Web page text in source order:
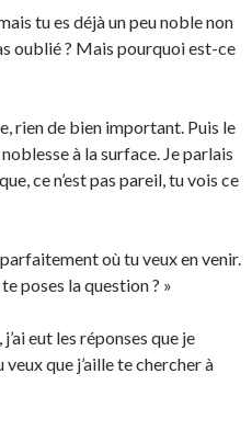
tu es déjà un peu noble non
oublié ? Mais pourquoi est-ce
rien de bien important. Puis le
à la surface. Je parlais
ce n’est pas pareil, tu vois ce
où tu veux en venir.
poses la question ? »
eut les réponses que je
que j’aille te chercher à